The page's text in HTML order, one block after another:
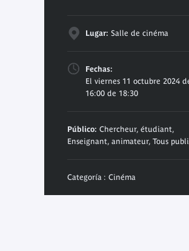
Lugar: Salle de cinéma
Fechas:
El viernes 11 octubre 2024
16:00 de 18:30
Público: Chercheur, étudiant,
Enseignant, animateur, Tous
Categoría : Cinéma